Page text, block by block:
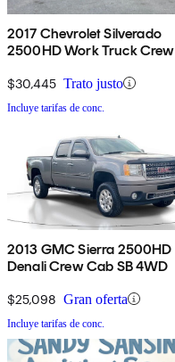
2017 Chevrolet Silverado
2500HD Work Truck Crew
$30,445 Trato justo
Incluye tarifas de conc.
2013 GMC Sierra 2500HD
Denali Crew Cab SB 4WD
$25,098 Gran oferta
Incluye tarifas de conc.